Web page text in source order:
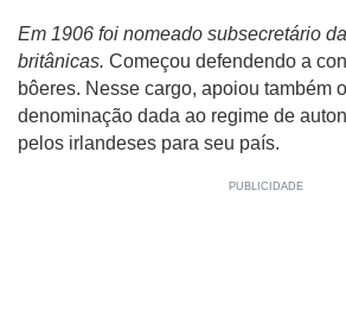
Em 1906 foi nomeado subsecretário
britânicas. Começou defendendo a
bôeres. Nesse cargo, apoiou também o
denominação dada ao regime de
pelos irlandeses para seu país.